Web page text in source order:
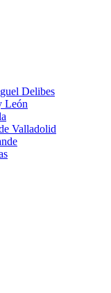
Delibes
León
Valladolid